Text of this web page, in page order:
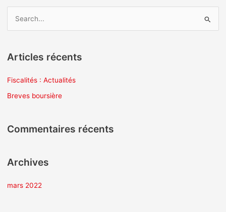
h
e
Articles récents
Fiscalités : Actualités
Breves boursière
Commentaires récents
Archives
mars 2022